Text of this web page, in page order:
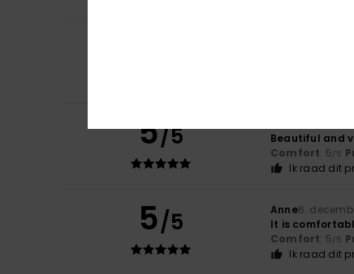
5/5
Beautiful and
Comfort: 5/5
Ik raad dit
5/5 Anne6.
It is
Comfort: 5/5
Ik raad dit